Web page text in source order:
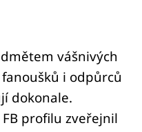
vášnivých
i odpůrců
dokonale.
profilu zveřejnil